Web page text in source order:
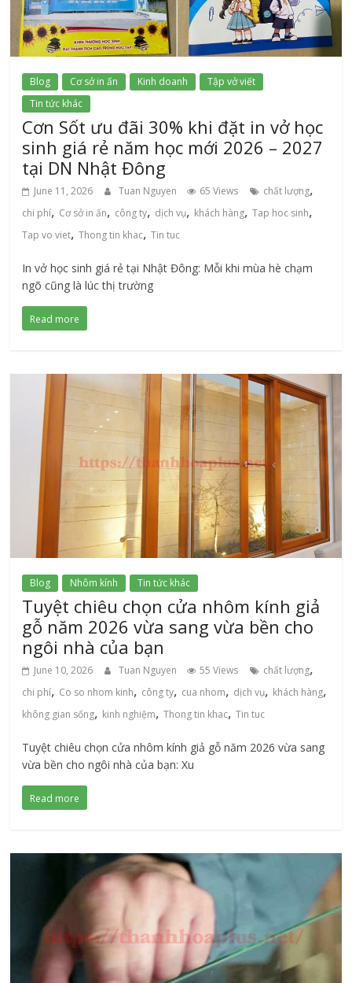
Blog Cơ sở in ấn Kinh doanh
Tập vở viết
Tin tức khác
Cơn Sốt ưu đãi 30% khi đặt in vở học
sinh giá rẻ năm học mới 2026 – 2027
tại DN Nhật Đông
June 11, 2026 Tuan Nguyen 65 Views chất lượng,
chi phí, Cơ sở in ấn, công ty, dịch vụ, khách hàng,Tap hoc sinh,
Tap vo viet,Thong tin khac,Tin tuc
In vở học sinh giá rẻ tại Nhật Đông: Mỗi khi mùa hè chạm
ngõ cũng là lúc thị trường
Read more
Blog Nhôm kính Tin tức khác
Tuyệt chiêu chọn cửa nhôm kính giả
gỗ năm 2026 vừa sang vừa bền cho
ngôi nhà của bạn
June 10, 2026 Tuan Nguyen 55 Views chất lượng,
chi phí, Co so nhom kinh, công ty, cua nhom, dịch vụ, khách hàng,
không gian sống, kinh nghiệm,Thong tin khac,Tin tuc
Tuyệt chiêu chọn cửa nhôm kính giả gỗ năm 2026 vừa sang
vừa bền cho ngôi nhà của bạn: Xu
Read more